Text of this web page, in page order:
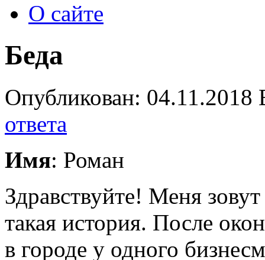
О сайте
Беда
Опубликован: 04.11.2018
ответа
Имя: Роман
Здравствуйте! Меня
такая история. После
в городе у одного